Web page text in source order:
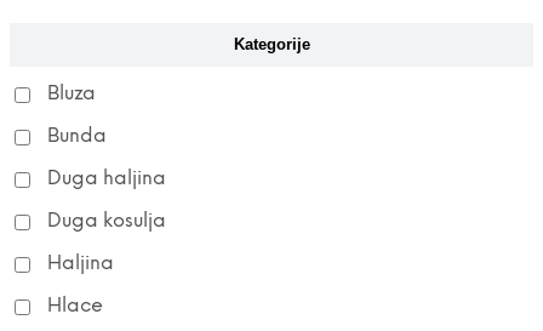
Kategorije
Bluza
Bunda
Duga haljina
Duga kosulja
Haljina
Hlace